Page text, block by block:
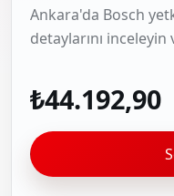
Ankara'da Bosch
detaylarını
₺44.192,90